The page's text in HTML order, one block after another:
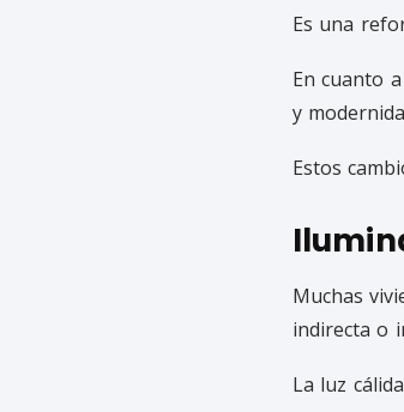
Es una
En cuanto
y
Estos
Muchas
indirecta o
La luz